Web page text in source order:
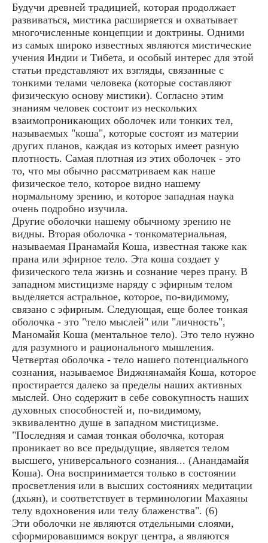
Будучи древней традицией, которая продолжает
развиваться, мистика расширяется и охватывает
многочисленные концепции и доктрины. Одними
из самых широко известных являются мистические
учения Индии и Тибета, и особый интерес для этой
статьи представляют их взгляды, связанные с
тонкими телами человека (которые составляют
физическую основу мистики). Согласно этим
знаниям человек состоит из нескольких
взаимопроникающих оболочек или тонких тел,
называемых "коша", которые состоят из материи
других планов, каждая из которых имеет разную
плотность. Самая плотная из этих оболочек - это
то, что мы обычно рассматриваем как наше
физическое тело, которое видно нашему
нормальному зрению, и которое западная наука
очень подробно изучила.
Другие оболочки нашему обычному зрению не
видны. Вторая оболочка - тонкоматериальная,
называемая Пранамайя Коша, известная также как
прана или эфирное тело. Эта коша создает у
физического тела жизнь и сознание через прану. В
западном мистицизме наряду с эфирным телом
выделяется астральное, которое, по-видимому,
связано с эфирным. Следующая, еще более тонкая
оболочка - это "тело мыслей" или "личность",
Маномайя Коша (ментальное тело). Это тело нужно
для разумного и рационального мышления.
Четвертая оболочка - тело нашего потенциального
сознания, называемое Виджнянамайя Коша, которое
простирается далеко за пределы наших активных
мыслей. Оно содержит в себе совокупность наших
духовных способностей и, по-видимому,
эквивалентно душе в западном мистицизме.
"Последняя и самая тонкая оболочка, которая
проникает во все предыдущие, является телом
высшего, универсального сознания... (Анандамайя
Коша). Она воспринимается только в состоянии
просветления или в высших состояниях медитации
(дхьян), и соответствует в терминологии Махаяны
телу вдохновения или телу блаженства". (6)
Эти оболочки не являются отдельными слоями,
сформировавшимся вокруг центра, а являются